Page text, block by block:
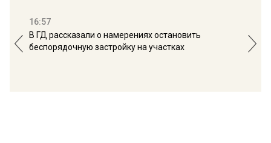
16:57
В ГД рассказали о намерениях остановить
беспорядочную застройку на участках